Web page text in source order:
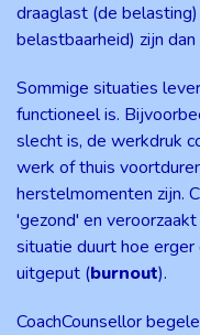
draaglast (de
belastbaarheid) zijn
Sommige situaties
functioneel is.
slecht is, de werkdruk
werk of thuis
herstelmomenten zijn.
'gezond' en
situatie duurt hoe
uitgeput (burnout).
CoachCounsellor